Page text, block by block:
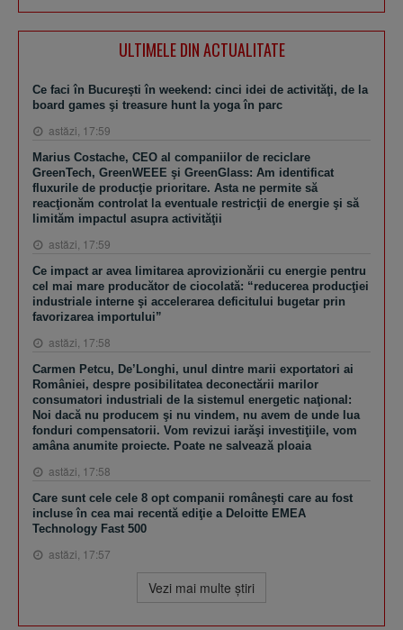
ULTIMELE DIN ACTUALITATE
Ce faci în Bucureşti în weekend: cinci idei de activităţi, de la
board games şi treasure hunt la yoga în parc
astăzi, 17:59
Marius Costache, CEO al companiilor de reciclare
GreenTech, GreenWEEE şi GreenGlass: Am identificat
fluxurile de producţie prioritare. Asta ne permite să
reacţionăm controlat la eventuale restricţii de energie şi să
limităm impactul asupra activităţii
astăzi, 17:59
Ce impact ar avea limitarea aprovizionării cu energie pentru
cel mai mare producător de ciocolată: “reducerea producţiei
industriale interne şi accelerarea deficitului bugetar prin
favorizarea importului”
astăzi, 17:58
Carmen Petcu, De’Longhi, unul dintre marii exportatori ai
României, despre posibilitatea deconectării marilor
consumatori industriali de la sistemul energetic naţional:
Noi dacă nu producem şi nu vindem, nu avem de unde lua
fonduri compensatorii. Vom revizui iarăşi investiţiile, vom
amâna anumite proiecte. Poate ne salvează ploaia
astăzi, 17:58
Care sunt cele cele 8 opt companii româneşti care au fost
incluse în cea mai recentă ediţie a Deloitte EMEA
Technology Fast 500
astăzi, 17:57
Vezi mai multe ştiri